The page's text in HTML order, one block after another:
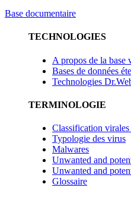
Base documentaire
TECHNOLOGIES
A propos de la base
Bases de données
Technologies
TERMINOLOGIE
Classification
Typologie des virus
Malwares
Unwanted and
Unwanted and
Glossaire